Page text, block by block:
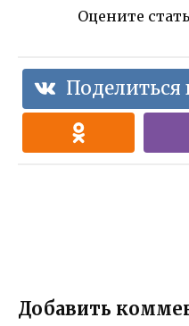
Оцените
Поделиться
Добавить